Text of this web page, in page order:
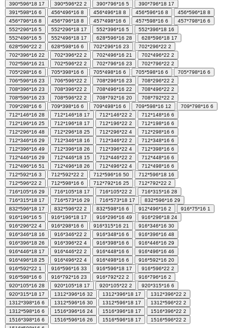
390*596*18 17 390*596*22 2 390*796*16 5 390*796*18 17
391*598*16 6 456*496*16 8 456*496*18 8 456*596*16 8 456*596*18 8
456*796*16 8 456*796*18 8 457*498*16 6 457*598*16 6 457*798*16 6
552*296*16 5 552*296*18 17 552*396*16 5 552*396*18 16
552*496*16 5 552*496*18 17 628*596*16 28 628*596*18 17
628*596*22 2 628*598*16 6 702*296*16 23 702*296*22 2
702*396*16 22 702*396*22 2 702*496*16 21 702*496*22 2
702*596*16 21 702*596*22 2 702*796*16 23 702*796*22 2
705*298*16 6 705*398*16 6 705*498*16 6 705*598*16 6 705*798*16 6
706*596*16 23 706*596*22 2 708*296*16 23 708*296*22 2
708*396*16 23 708*396*22 2 708*496*16 22 708*496*22 2
708*596*16 23 708*596*22 2 708*792*16 20 708*792*22 2
709*298*16 6 709*398*16 6 709*498*16 6 709*598*16 12 709*798*16 6
712*146*16 28 712*146*18 17 712*146*22 2 712*148*16 6
712*196*16 25 712*196*18 17 712*196*22 2 712*198*16 6
712*296*16 48 712*296*18 25 712*296*22 4 712*298*16 6
712*346*16 29 712*346*18 16 712*346*22 2 712*348*16 6
712*396*16 49 712*396*18 26 712*396*22 4 712*398*16 6
712*446*16 29 712*446*18 15 712*446*22 2 712*448*16 6
712*496*16 51 712*496*18 26 712*496*22 4 712*498*16 6
712*592*16 3 712*592*22 2 712*596*16 50 712*596*18 16
712*596*22 2 712*598*16 6 712*792*16 25 712*792*22 2
716*105*16 29 716*105*18 17 716*105*22 2 716*315*16 28
716*315*18 17 716*573*16 29 716*573*18 17 832*596*16 29
832*596*18 17 832*596*22 2 832*598*16 6 912*496*16 2 916*75*16 1
916*196*16 5 916*196*18 17 916*296*16 49 916*296*18 24
916*296*22 4 916*298*16 6 916*315*16 21 916*346*16 30
916*346*18 16 916*346*22 2 916*348*16 6 916*396*16 48
916*396*18 26 916*396*22 4 916*398*16 6 916*446*16 29
916*446*18 17 916*446*22 2 916*448*16 6 916*496*16 46
916*496*18 25 916*496*22 4 916*498*16 6 916*592*16 20
916*592*22 1 916*596*16 33 916*596*18 17 916*596*22 2
916*598*16 6 916*792*16 23 916*792*22 2 916*796*16 2
920*105*16 28 920*105*18 17 920*105*22 2 920*315*16 6
920*315*18 17 1312*396*16 32 1312*396*18 17 1312*396*22 2
1312*398*16 6 1312*596*16 30 1312*596*18 17 1312*596*22 2
1312*598*16 6 1516*396*16 24 1516*396*18 17 1516*396*22 2
1516*398*16 6 1516*596*16 26 1516*596*18 17 1516*596*22 2